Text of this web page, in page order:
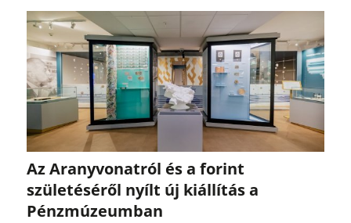
Az Aranyvonatról és a forint
születéséről nyílt új kiállítás a
Pénzmúzeumban